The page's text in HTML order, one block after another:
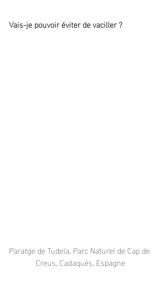
Vais-je pouvoir éviter de vaciller ?
Paratge de Tudela, Parc Naturel de Cap de
Creus, Cadaqués, Espagne